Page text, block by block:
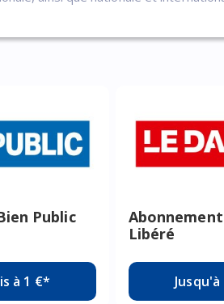
Public
à 1 €*
Libéré